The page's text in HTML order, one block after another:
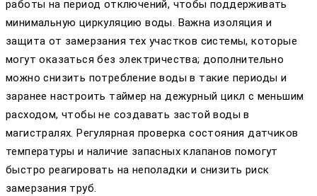
работы на период отключений, чтобы поддерживать
минимальную циркуляцию воды. Важна изоляция и
защита от замерзания тех участков системы, которые
могут оказаться без электричества; дополнительно
можно снизить потребление воды в такие периоды и
заранее настроить таймер на дежурный цикл с меньшим
расходом, чтобы не создавать застой воды в
магистралях. Регулярная проверка состояния датчиков
температуры и наличие запасных клапанов помогут
быстро реагировать на неполадки и снизить риск
замерзания труб.